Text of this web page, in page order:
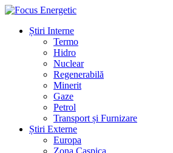
Știri Interne
Termo
Hidro
Nuclear
Regenerabilă
Minerit
Gaze
Petrol
Transport și Furnizare
Știri Externe
Europa
Zona Caspica